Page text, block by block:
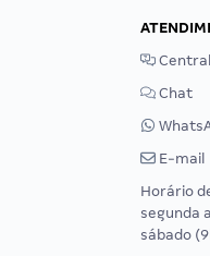
Chat
E-mail
Horário
segunda
sábado